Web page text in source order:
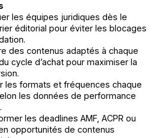
les équipes juridiques dès le
éditorial pour éviter les blocages
des contenus adaptés à chaque
cycle d’achat pour maximiser la
les formats et fréquences chaque
les données de performance
les deadlines AMF, ACPR ou
opportunités de contenus